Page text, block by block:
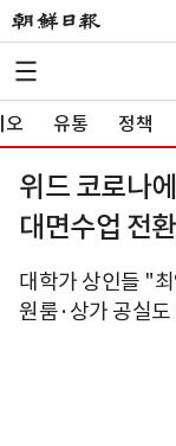
오 유통 정책
위드 코로나
대면수업 전
대학가 상인들 "
원룸·상가 공실도